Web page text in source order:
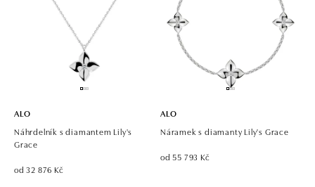
ALO
Náhrdelník s diamantem Lily's
Grace
od 32 876 Kč
ALO
Náramek s diamanty Lily's Grace
od 55 793 Kč